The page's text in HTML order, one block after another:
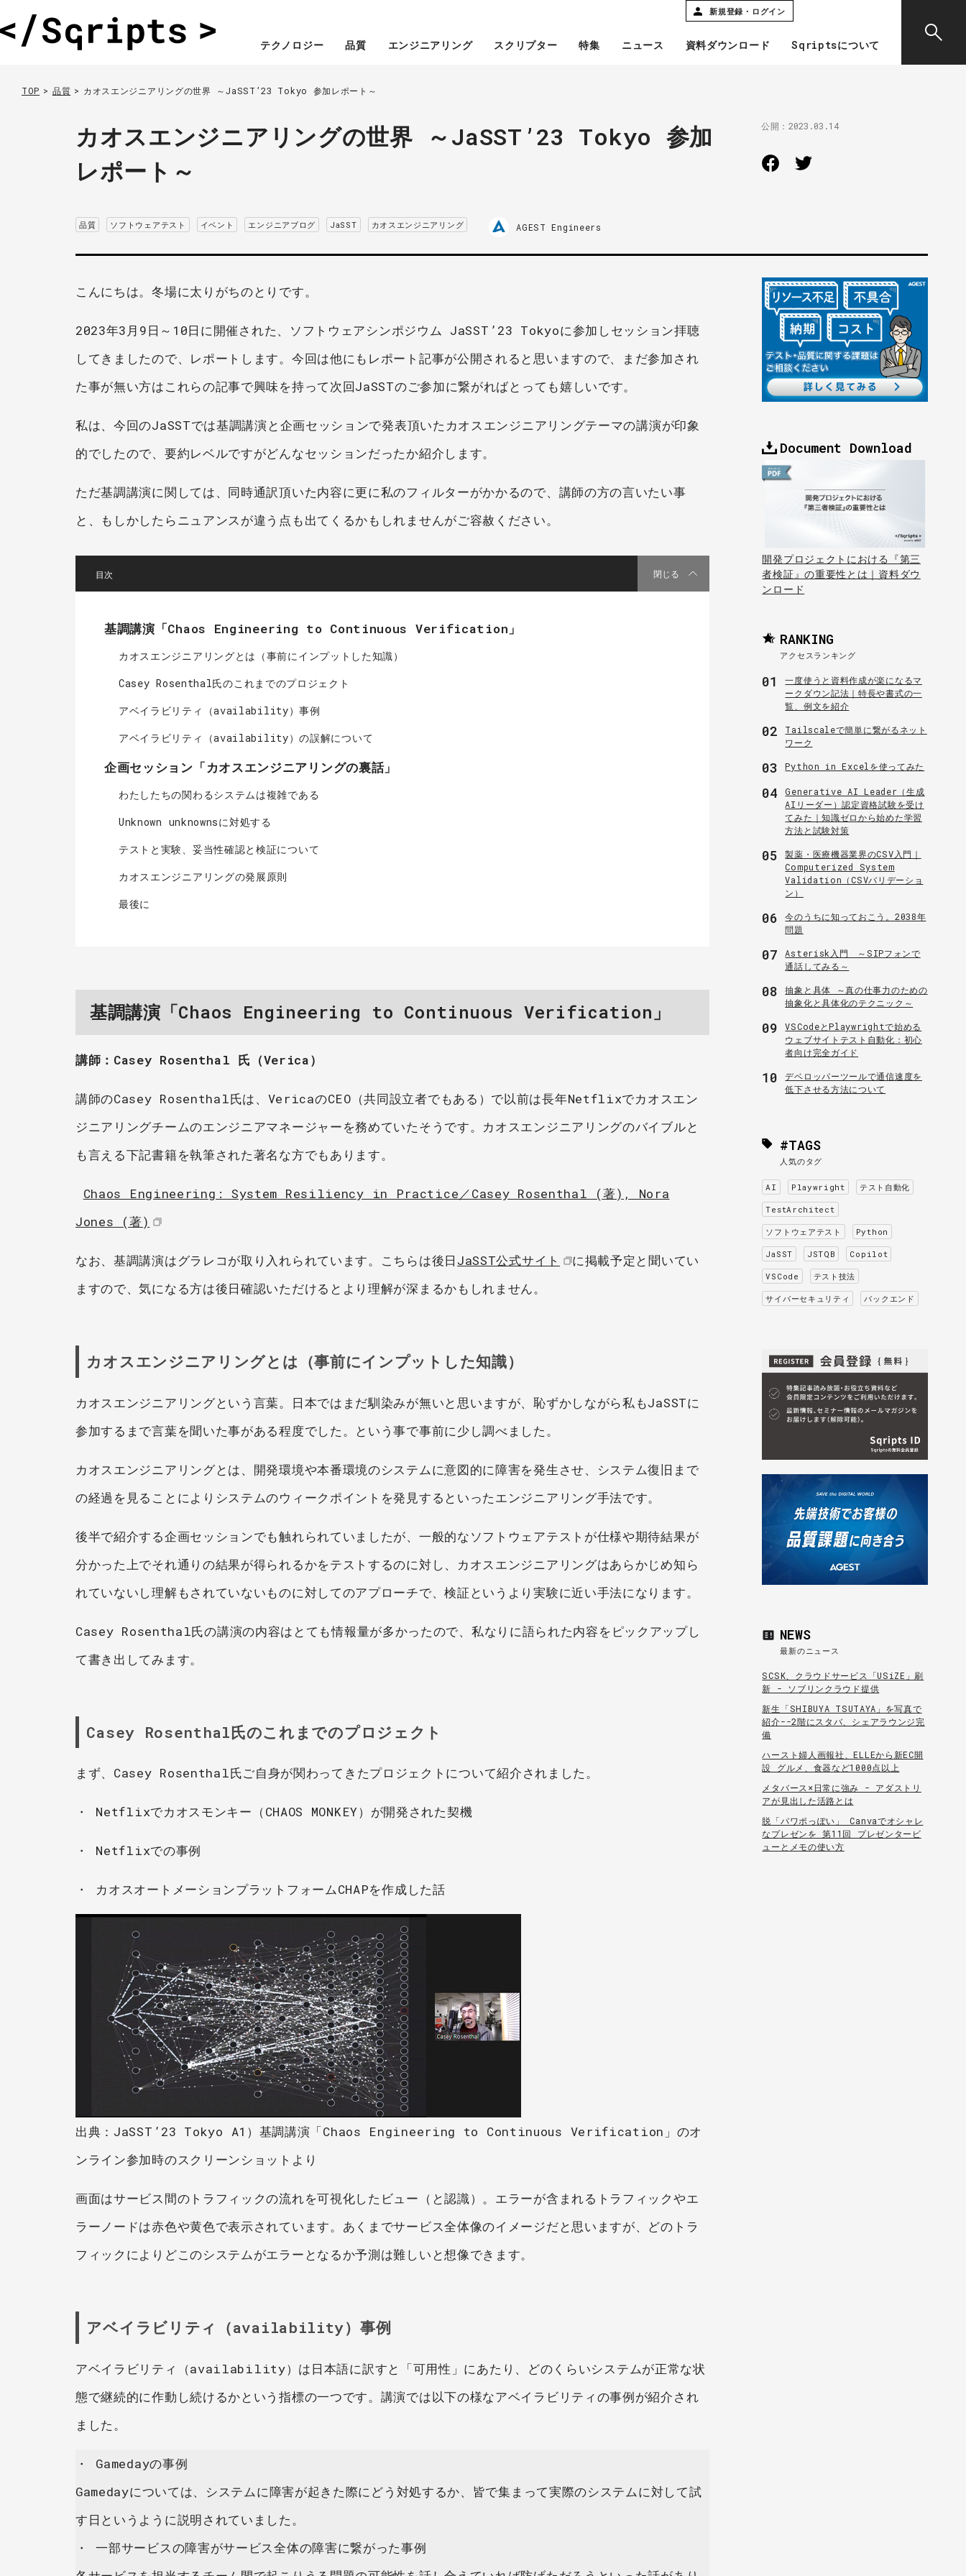
新規登録・ログイン
テクノロジー 品質 エンジニアリング スクリプター 特集 ニュース 資料ダウンロード Sqriptsについて
TOP 品質 カオスエンジニアリングの世界 ～JaSST’23 Tokyo 参加レポート～
カオスエンジニアリングの世界 ～JaSST’23 Tokyo 参加
レポート～
公開：2023.03.14
品質 ソフトウェアテスト イベント エンジニアブログ JaSST カオスエンジニアリング AGEST Engineers
こんにちは。冬場に太りがちのとりです。
2023年3月9日～10日に開催された、ソフトウェアシンポジウム JaSST’23 Tokyoに参加しセッション拝聴
してきましたので、レポートします。今回は他にもレポート記事が公開されると思いますので、まだ参加され
た事が無い方はこれらの記事で興味を持って次回JaSSTのご参加に繋がればとっても嬉しいです。
私は、今回のJaSSTでは基調講演と企画セッションで発表頂いたカオスエンジニアリングテーマの講演が印象
的でしたので、要約レベルですがどんなセッションだったか紹介します。
ただ基調講演に関しては、同時通訳頂いた内容に更に私のフィルターがかかるので、講師の方の言いたい事
と、もしかしたらニュアンスが違う点も出てくるかもしれませんがご容赦ください。
閉じる
基調講演「Chaos Engineering to Continuous Verification」
カオスエンジニアリングとは（事前にインプットした知識）
Casey Rosenthal氏のこれまでのプロジェクト
アベイラビリティ（availability）事例
アベイラビリティ（availability）の誤解について
企画セッション「カオスエンジニアリングの裏話」
わたしたちの関わるシステムは複雑である
Unknown unknownsに対処する
テストと実験、妥当性確認と検証について
カオスエンジニアリングの発展原則
最後に
基調講演「Chaos Engineering to Continuous Verification」
講師：Casey Rosenthal 氏（Verica）
講師のCasey Rosenthal氏は、VericaのCEO（共同設立者でもある）で以前は長年Netflixでカオスエン
ジニアリングチームのエンジニアマネージャーを務めていたそうです。カオスエンジニアリングのバイブルと
も言える下記書籍を執筆された著名な方でもあります。
Chaos Engineering: System Resiliency in Practice／Casey Rosenthal (著), Nora
Jones (著)
なお、基調講演はグラレコが取り入れられています。こちらは後日JaSST公式サイト
に掲載予定と聞いてい
ますので、気になる方は後日確認いただけるとより理解が深まるかもしれません。
カオスエンジニアリングとは（事前にインプットした知識）
カオスエンジニアリングという言葉。日本ではまだ馴染みが無いと思いますが、恥ずかしながら私もJaSSTに
参加するまで言葉を聞いた事がある程度でした。という事で事前に少し調べました。
カオスエンジニアリングとは、開発環境や本番環境のシステムに意図的に障害を発生させ、システム復旧まで
の経過を見ることによりシステムのウィークポイントを発見するといったエンジニアリング手法です。
後半で紹介する企画セッションでも触れられていましたが、一般的なソフトウェアテストが仕様や期待結果が
分かった上でそれ通りの結果が得られるかをテストするのに対し、カオスエンジニアリングはあらかじめ知ら
れていないし理解もされていないものに対してのアプローチで、検証というより実験に近い手法になります。
Casey Rosenthal氏の講演の内容はとても情報量が多かったので、私なりに語られた内容をピックアップし
て書き出してみます。
Casey Rosenthal氏のこれまでのプロジェクト
まず、Casey Rosenthal氏ご自身が関わってきたプロジェクトについて紹介されました。
・ Netflixでカオスモンキー（CHAOS MONKEY）が開発された契機
・ Netflixでの事例
・ カオスオートメーションプラットフォームCHAPを作成した話
出典：JaSST’23 Tokyo A1）基調講演「Chaos Engineering to Continuous Verification」のオ
ンライン参加時のスクリーンショットより
画面はサービス間のトラフィックの流れを可視化したビュー（と認識）。エラーが含まれるトラフィックやエ
ラーノードは赤色や黄色で表示されています。あくまでサービス全体像のイメージだと思いますが、どのトラ
フィックによりどこのシステムがエラーとなるか予測は難しいと想像できます。
アベイラビリティ（availability）事例
アベイラビリティ（availability）は日本語に訳すと「可用性」にあたり、どのくらいシステムが正常な状
態で継続的に作動し続けるかという指標の一つです。講演では以下の様なアベイラビリティの事例が紹介され
ました。
・ Gamedayの事例
Gamedayについては、システムに障害が起きた際にどう対処するか、皆で集まって実際のシステムに対して試
す日というように説明されていました。
・ 一部サービスの障害がサービス全体の障害に繋がった事例
Document Download
開発プロジェクトにおける『第三
者検証』の重要性とは｜資料ダウ
ンロード
RANKING
アクセスランキング
01
一度使うと資料作成が楽になるマ
ークダウン記法｜特長や書式の一
覧、例文を紹介
02
Tailscaleで簡単に繋がるネット
ワーク
03 Python in Excelを使ってみた
04
Generative AI Leader（生成
AIリーダー）認定資格試験を受け
てみた｜知識ゼロから始めた学習
方法と試験対策
05
製薬・医療機器業界のCSV入門｜
Computerized System
Validation（CSVバリデーショ
ン）
06
今のうちに知っておこう。2038年
問題
07
Asterisk入門 ～SIPフォンで
通話してみる～
08
抽象と具体 ～真の仕事力のための
抽象化と具体化のテクニック～
09
VSCodeとPlaywrightで始める
ウェブサイトテスト自動化：初心
者向け完全ガイド
10
デベロッパーツールで通信速度を
低下させる方法について
#TAGS
人気のタグ
AI Playwright テスト自動化
TestArchitect
ソフトウェアテスト Python
JaSST JSTQB Copilot
VSCode テスト技法
サイバーセキュリティ バックエンド
NEWS
最新のニュース
SCSK、クラウドサービス「USiZE」刷
新 - ソブリンクラウド提供
新生「SHIBUYA TSUTAYA」を写真で
紹介--2階にスタバ、シェアラウンジ完
備
ハースト婦人画報社、ELLEから新EC開
設 グルメ、食器など1000点以上
メタバース×日常に強み - アダストリ
アが見出した活路とは
脱「パワポっぽい」 Canvaでオシャレ
なプレゼンを 第11回 プレゼンタービ
ューとメモの使い方